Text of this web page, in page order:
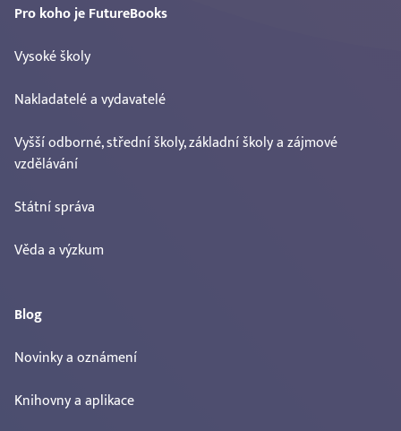
Pro koho je FutureBooks
Vysoké školy
Nakladatelé a vydavatelé
Vyšší odborné, střední školy, základní školy a zájmové
vzdělávání
Státní správa
Věda a výzkum
Blog
Novinky a oznámení
Knihovny a aplikace